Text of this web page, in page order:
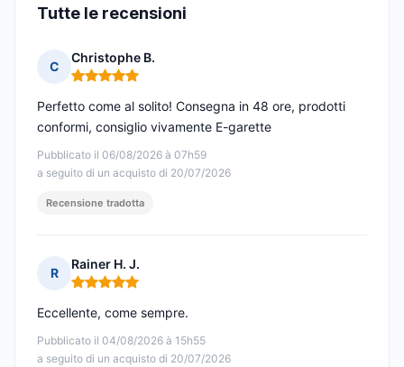
Tutte le recensioni
C
Christophe B.
Nota: 5 su 5
Pubblicato il 06/08/2026 à 07h59
a seguito di un acquisto di 20/07/2026
Perfetto come al solito! Consegna in 48 ore, prodotti
conformi, consiglio vivamente E-garette
Recensione tradotta
R
Rainer H. J.
Nota: 5 su 5
Pubblicato il 04/08/2026 à 15h55
a seguito di un acquisto di 20/07/2026
Eccellente, come sempre.